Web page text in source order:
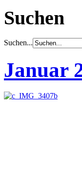
Suchen
Suchen...
Januar